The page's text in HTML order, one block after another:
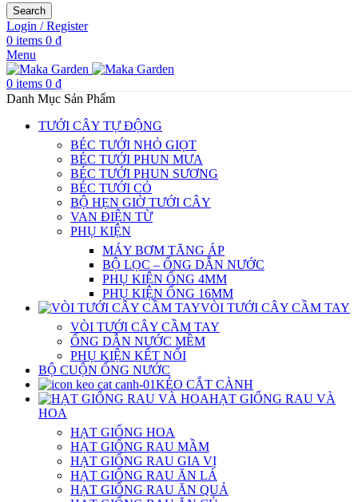
Search
Login / Register
0 items 0 ₫
Menu
0 items 0 ₫
Danh Mục Sản Phẩm
TƯỚI CÂY TỰ ĐỘNG
BÉC TƯỚI NHỎ GIỌT
BÉC TƯỚI PHUN MƯA
BÉC TƯỚI PHUN SƯƠNG
BÉC TƯỚI CỎ
BỘ HẸN GIỜ TƯỚI CÂY
VAN ĐIỆN TỪ
PHỤ KIỆN
MÁY BƠM TĂNG ÁP
BỘ LỌC – ỐNG DẪN NƯỚC
PHỤ KIỆN ỐNG 4MM
PHỤ KIỆN ỐNG 16MM
VÒI TƯỚI CÂY CẦM TAY
VÒI TƯỚI CÂY CẦM TAY
ỐNG DẪN NƯỚC MỀM
PHỤ KIỆN KẾT NỐI
BỘ CUỘN ỐNG NƯỚC
KÉO CẮT CÀNH
HẠT GIỐNG RAU VÀ
HOA
HẠT GIỐNG HOA
HẠT GIỐNG RAU MẦM
HẠT GIỐNG RAU GIA VỊ
HẠT GIỐNG RAU ĂN LÁ
HẠT GIỐNG RAU ĂN QUẢ